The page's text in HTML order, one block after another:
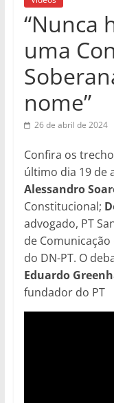
“Nunca
uma
nome”
26 de abril de 2024
Confira os
último dia 19 de
Alessandro
Constitucional;
advogado, PT
de Comunicação
do DN-PT. O
Eduardo
fundador do PT